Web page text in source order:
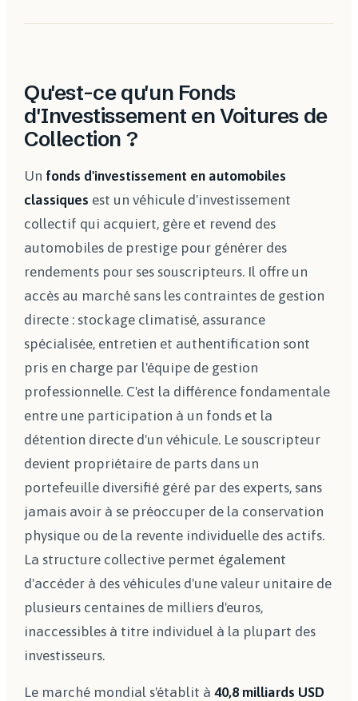
Qu'est-ce qu'un Fonds
d'Investissement en Voitures de
Collection ?
Un fonds d'investissement en automobiles
classiques est un véhicule d'investissement
collectif qui acquiert, gère et revend des
automobiles de prestige pour générer des
rendements pour ses souscripteurs. Il offre un
accès au marché sans les contraintes de gestion
directe : stockage climatisé, assurance
spécialisée, entretien et authentification sont
pris en charge par l'équipe de gestion
professionnelle. C'est la différence fondamentale
entre une participation à un fonds et la
détention directe d'un véhicule. Le souscripteur
devient propriétaire de parts dans un
portefeuille diversifié géré par des experts, sans
jamais avoir à se préoccuper de la conservation
physique ou de la revente individuelle des actifs.
La structure collective permet également
d'accéder à des véhicules d'une valeur unitaire de
plusieurs centaines de milliers d'euros,
inaccessibles à titre individuel à la plupart des
investisseurs.
Le marché mondial s'établit à 40,8 milliards USD